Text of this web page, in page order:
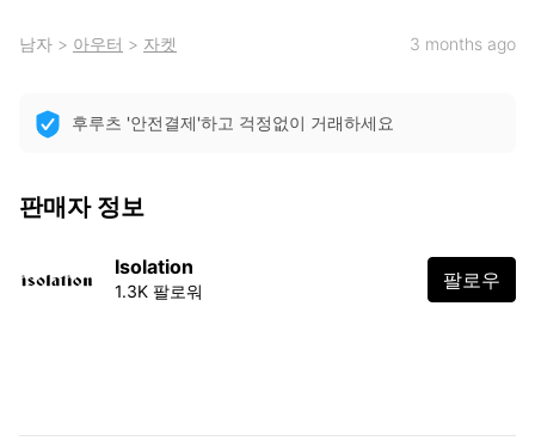
남자 > 아우터 > 자켓 3 months ago
후루츠 '안전결제'하고 걱정없이 거래하세요
판매자 정보
Isolation
1.3K 팔로워 팔로우